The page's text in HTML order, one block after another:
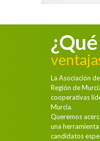
¿Qué
La Asociación
Región de
cooperativas
Murcia.
Queremos
una
candidatos